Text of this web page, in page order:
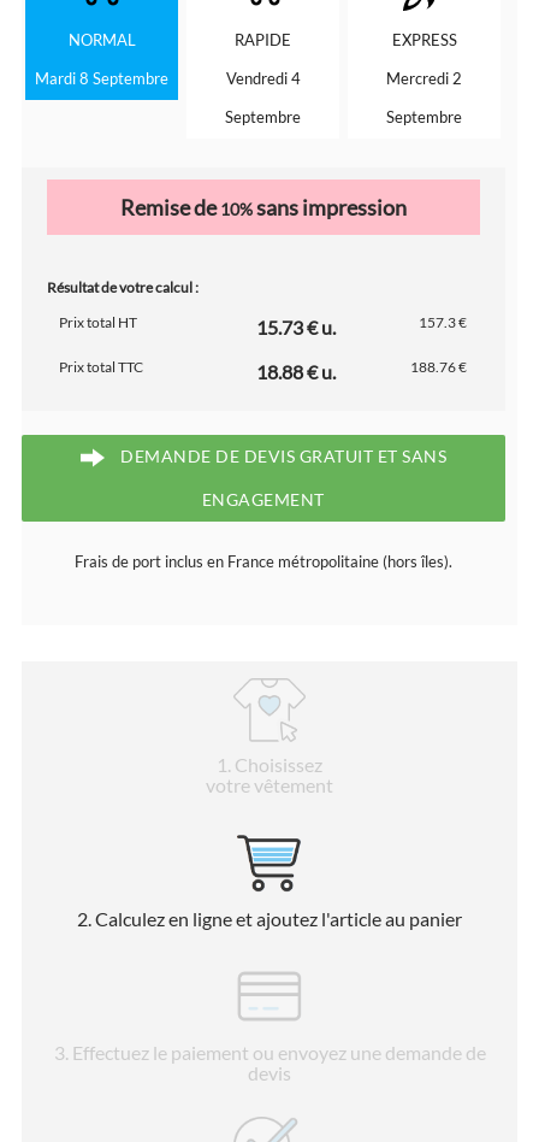
NORMAL
Mardi 8 Septembre
RAPIDE
Vendredi 4
Septembre
EXPRESS
Mercredi 2
Septembre
Remise de10%sans impression
Résultat de votre calcul :
Prix total HT
15.73 € u. 157.3 €
Prix total TTC 18.88 € u. 188.76 €
DEMANDE DE DEVIS GRATUIT ET SANS
ENGAGEMENT
Frais de port inclus en France métropolitaine (hors îles).
1 . Choisissez
votre vêtement
2. Calculez en ligne et ajoutez l'article au panier
3. Effectuez le paiement ou envoyez une demande de
devis